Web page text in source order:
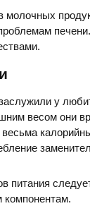
молочных
у
весом они
питания
компонентам.